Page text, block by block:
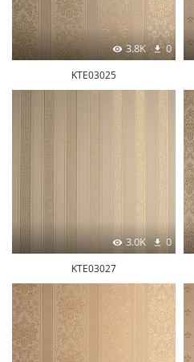
3.8K 0
KTE03025
3.0K 0
KTE03027